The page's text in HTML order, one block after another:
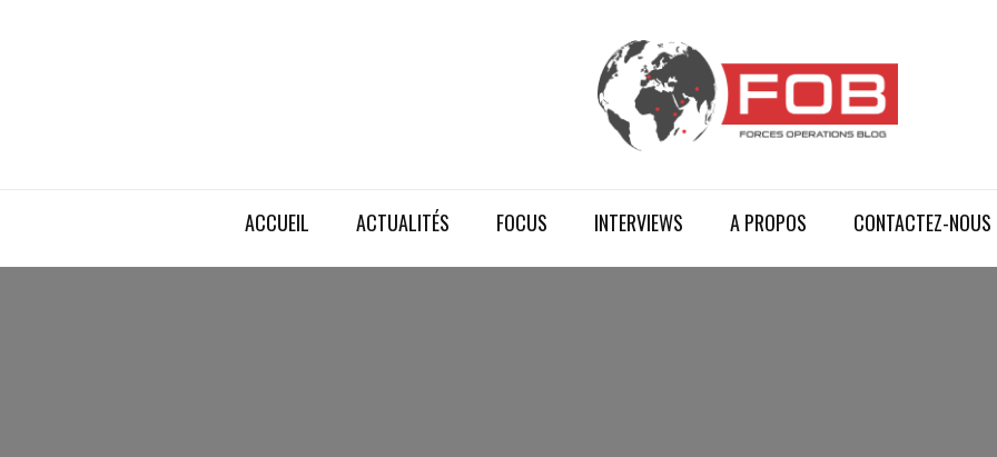
ACCUEIL ACTUALITÉS FOCUS INTERVIEWS A PROPOS CONTACTEZ-NOUS